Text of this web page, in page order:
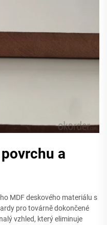
a
MDF deskového materiálu s
pro továrně dokončené
vzhled, který eliminuje